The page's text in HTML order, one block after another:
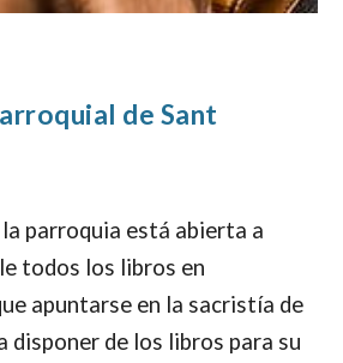
de Sant
parroquia está abierta a
todos los libros en
apuntarse en la sacristía de
disponer de los libros para su